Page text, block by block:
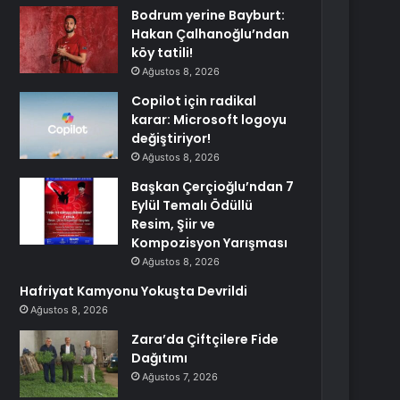
Bodrum yerine Bayburt:
Hakan Çalhanoğlu’ndan
köy tatili!
Ağustos 8, 2026
Copilot için radikal
karar: Microsoft logoyu
değiştiriyor!
Ağustos 8, 2026
Başkan Çerçioğlu’ndan 7
Eylül Temalı Ödüllü
Resim, Şiir ve
Kompozisyon Yarışması
Ağustos 8, 2026
Hafriyat Kamyonu Yokuşta Devrildi
Ağustos 8, 2026
Zara’da Çiftçilere Fide
Dağıtımı
Ağustos 7, 2026